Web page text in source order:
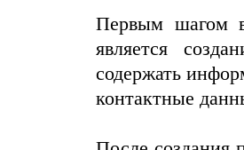
Первым шагом
является
содержать
контактные